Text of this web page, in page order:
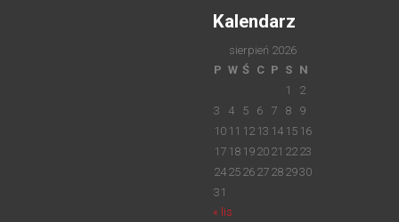
Kalendarz
sierpień 2026
P W Ś C P S N
1
2
3
4 5 6 7 8
9
10 11 12 13 14 15 16
17 18 19 20 21 22 23
24 25 26 27 28 2930
31
« lis